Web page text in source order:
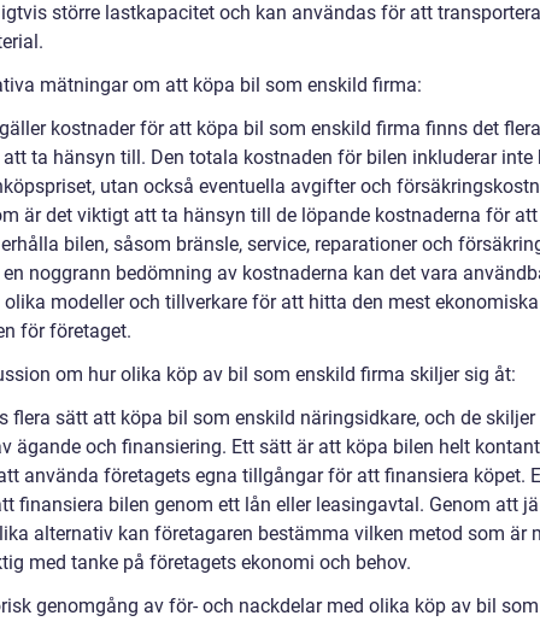
större lastkapacitet och kan användas för att
mätningar om att köpa bil som enskild firma:
kostnader för att köpa bil som enskild firma finns det flera
ta hänsyn till. Den totala kostnaden för bilen inkluderar inte
utan också eventuella avgifter och
är det viktigt att ta hänsyn till de löpande kostnaderna för
bilen, såsom bränsle, service, reparationer och
noggrann bedömning av kostnaderna kan det vara
modeller och tillverkare för att hitta den mest ekonomiska
för företaget.
om hur olika köp av bil som enskild firma skiljer sig åt:
flera sätt att köpa bil som enskild näringsidkare, och de
ägande och finansiering. Ett sätt är att köpa bilen helt
använda företagets egna tillgångar för att finansiera köpet.
finansiera bilen genom ett lån eller leasingavtal. Genom att
alternativ kan företagaren bestämma vilken metod som är
med tanke på företagets ekonomi och behov.
genomgång av för- och nackdelar med olika köp av bil